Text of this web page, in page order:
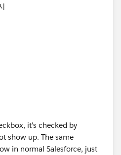
it's checked by
show up. The same
in normal Salesforce, just